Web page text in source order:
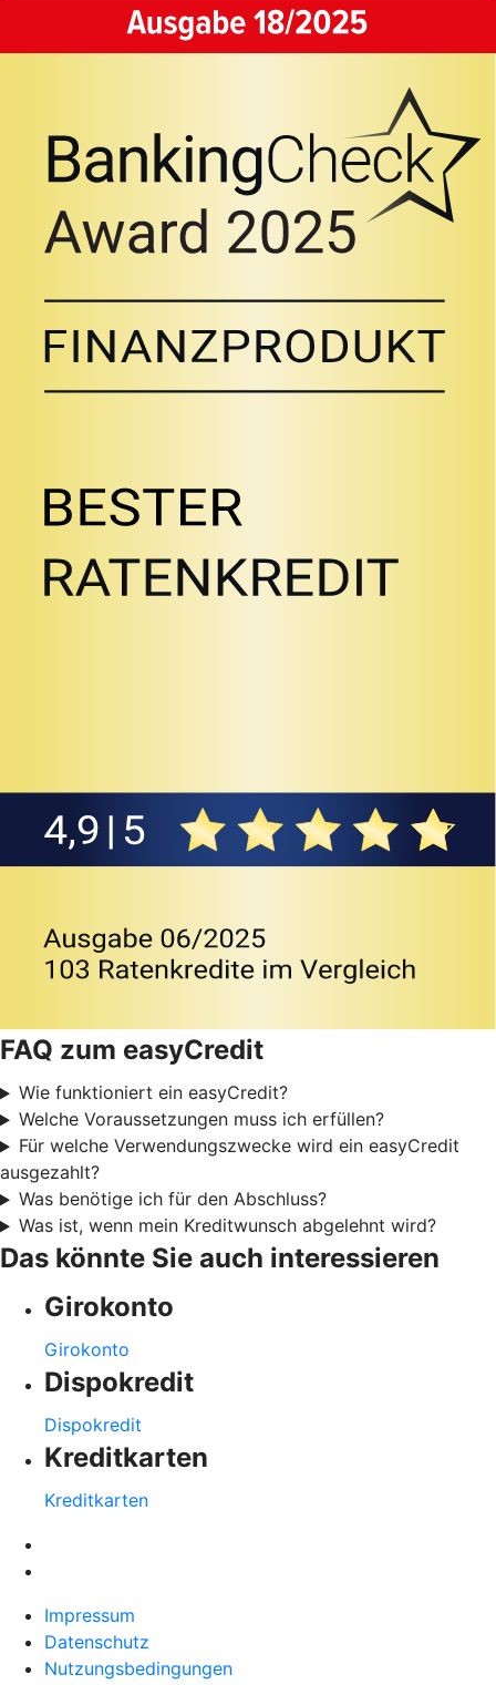
FAQ zum easyCredit
Wie funktioniert ein easyCredit?
Welche Voraussetzungen muss ich erfüllen?
Für welche Verwendungszwecke wird ein easyCredit
ausgezahlt?
Was benötige ich für den Abschluss?
Was ist, wenn mein Kreditwunsch abgelehnt wird?
Das könnte Sie auch interessieren
Girokonto
Girokonto
Dispokredit
Dispokredit
Kreditkarten
Kreditkarten
Impressum
Datenschutz
Nutzungsbedingungen